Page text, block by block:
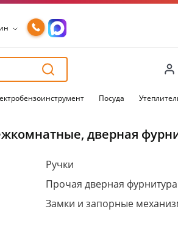
Посуда
дверная
Ручки
Прочая дверная фурнитура
Замки и запорные